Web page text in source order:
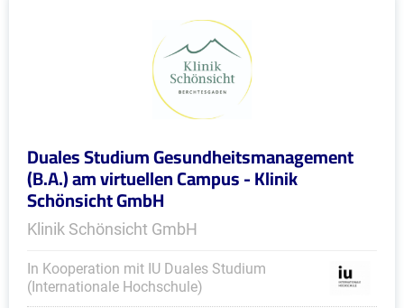
Duales Studium Gesundheitsmanagement
(B.A.) am virtuellen Campus - Klinik
Schönsicht GmbH
Klinik Schönsicht GmbH
In Kooperation mit IU Duales Studium
(Internationale Hochschule)